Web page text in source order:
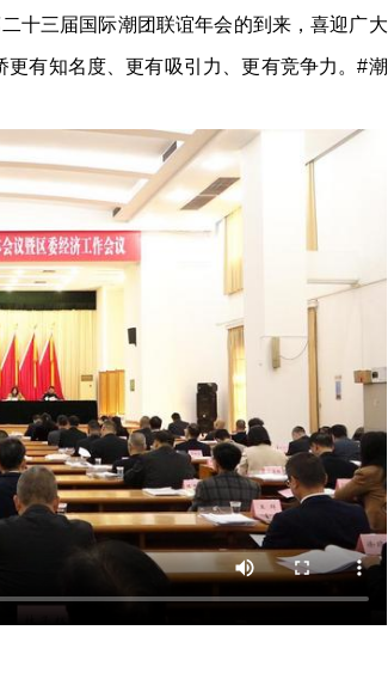
十三届国际潮团联谊年会的到来，喜迎广大
有知名度、更有吸引力、更有竞争力。#潮